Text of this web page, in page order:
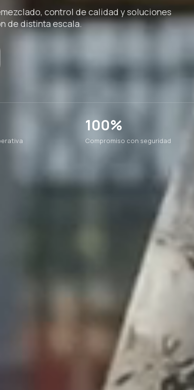
control de calidad y soluciones
de distinta escala.
100%
Compromiso con seguridad